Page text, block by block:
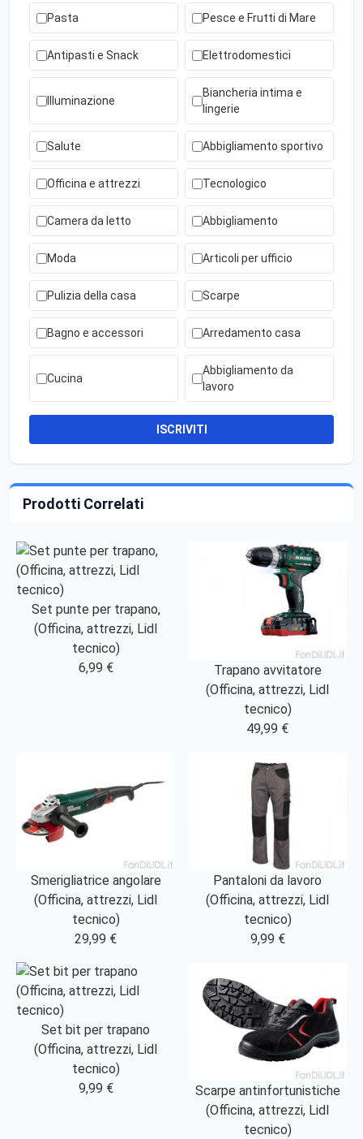
Pasta Pesce e Frutti di Mare
Antipasti e Snack Elettrodomestici
Illuminazione
Biancheria intima e
lingerie
Salute Abbigliamento sportivo
Officina e attrezzi Tecnologico
Camera da letto Abbigliamento
Moda Articoli per ufficio
Pulizia della casa Scarpe
Bagno e accessori Arredamento casa
Cucina
Abbigliamento da
lavoro
ISCRIVITI
Prodotti Correlati
Set punte per trapano,
(Officina, attrezzi, Lidl
tecnico)
6,99 €
Trapano avvitatore
(Officina, attrezzi, Lidl
tecnico)
49,99 €
Smerigliatrice angolare
(Officina, attrezzi, Lidl
tecnico)
29,99 €
Pantaloni da lavoro
(Officina, attrezzi, Lidl
tecnico)
9,99 €
Set bit per trapano
(Officina, attrezzi, Lidl
tecnico)
9,99 €
Scarpe antinfortunistiche
(Officina, attrezzi, Lidl
tecnico)